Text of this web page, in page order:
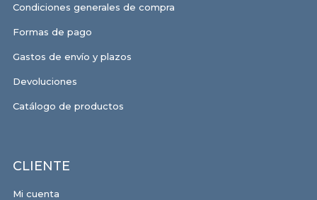
Condiciones generales de compra
Formas de pago
Gastos de envío y plazos
Devoluciones
Catálogo de productos
CLIENTE
Mi cuenta